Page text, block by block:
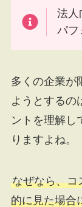
法人
パフ
多くの企業が
ようとするの
ントを理解し
りますよね。
なぜなら、コ
的に見た場合